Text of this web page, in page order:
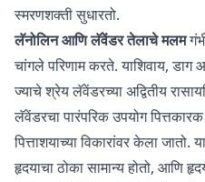
स्मरणशक्ती सुधारतो.
लॅनोलिन आणि लॅवेंडर तेलाचे मलम
चांगले परिणाम करते. याशिवाय, डाग
ज्याचे श्रेय लॅवेंडरच्या अद्वितीय
लॅवेंडरचा पारंपरिक उपयोग
पित्ताशयाच्या विकारांवर केला जातो.
हृदयाचा ठोका सामान्य होतो, आणि